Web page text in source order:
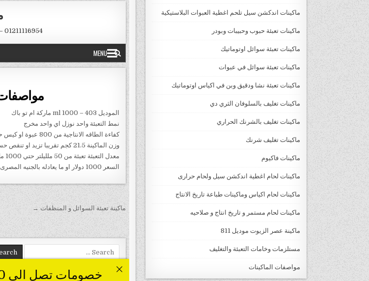
ماكينات اندكشن سيل تلحم اغطية العبوات البلاستيكية
ماكينات تعبئة حبوب وحبيبات وبودر
ماكينات تعبئة سوائل اوتوماتيك
ماكينات تعبئة سوائل في عبوات
ماكينات تعبئة نشا ودقيق وبن في اكياس اوتوماتيك
ماكينات تغليف بالسلوفان الثري دي
ماكينات تغليف بالشرنك الحراري
ماكينات تغليف شرنك
ماكينات فاكيوم
ماكينات لحام اغطية اندكشن سيل ولحام حرارى
ماكينات لحام اكياس وماكينات طباعة تاريخ الانتاج
ماكينات لحام مستمر و تاريخ انتاج و صلاحيه
ماكينة عصر الزيوت موديل 811
مستلزمات وخامات التعبئة والتغليف
مواصفات الماكينات